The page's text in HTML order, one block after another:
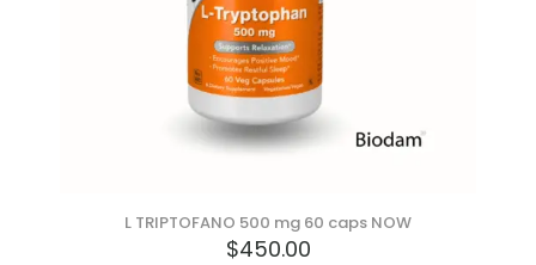
L TRIPTOFANO 500 mg 60 caps NOW
$450.00